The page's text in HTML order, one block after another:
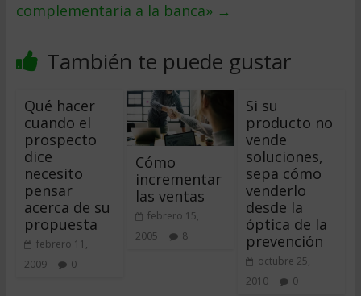
complementaria a la banca» →
También te puede gustar
Qué hacer
cuando el
prospecto
dice
necesito
pensar
acerca de su
propuesta
febrero 11,
2009
0
Cómo
incrementar
las ventas
febrero 15,
2005
8
Si su
producto no
vende
soluciones,
sepa cómo
venderlo
desde la
óptica de la
prevención
octubre 25,
2010
0